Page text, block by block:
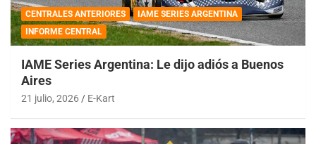
CENTRALES ANTERIORES
IAME SERIES ARGENTINA
INFORME CENTRAL
IAME Series Argentina: Le dijo adiós a Buenos
Aires
21 julio, 2026 E-Kart